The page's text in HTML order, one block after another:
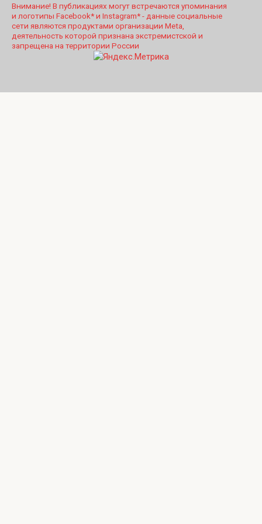
Внимание! В публикациях могут встречаются упоминания
и логотипы Facebook* и Instagram* - данные социальные
сети являются продуктами организации Meta,
деятельность которой признана экстремистской и
запрещена на территории России